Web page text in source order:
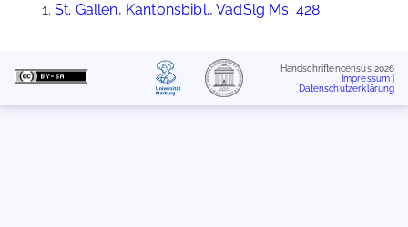
St. Gallen, Kantonsbibl., VadSlg Ms. 428
Handschriftencensus 2026
Impressum
Datenschutzerklärung